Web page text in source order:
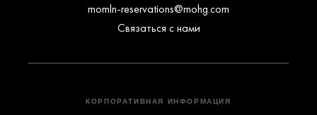
momln-reservations@mohg.com
Связаться с нами
КОРПОРАТИВНАЯ ИНФОРМАЦИЯ